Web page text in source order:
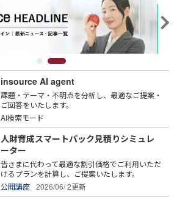
insource AI agent
課題・テーマ・不明点を分析し、最適なご提案・
ご回答をいたします。
AI検索モード
人財育成スマートパック見積りシミュレ
ーター
皆さまに代わって最適な割引価格でご利用いただ
けるプランを計算し、ご提案いたします。
公開講座
2026/06/ 2更新